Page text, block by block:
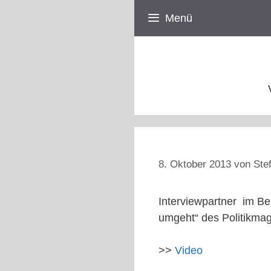
Menü
8. Oktober 2013 von
Interviewpartner im
umgeht“ des
>> Video